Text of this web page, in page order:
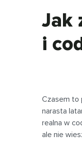
Jak
i
Czasem to
narasta
realna w
ale nie